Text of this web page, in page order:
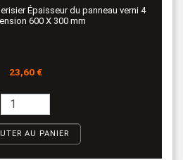
Épaisseur du panneau verni 4
600 X 300 mm
Prix
23,60 €
AU PANIER